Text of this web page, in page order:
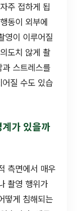
주 접하게 됩
동이 외부에
영이 이루어질
도치 않게 촬
스트레스를
질 수도 있습
가 있을까
측면에서 매우
촬영 행위가
떻게 침해되는